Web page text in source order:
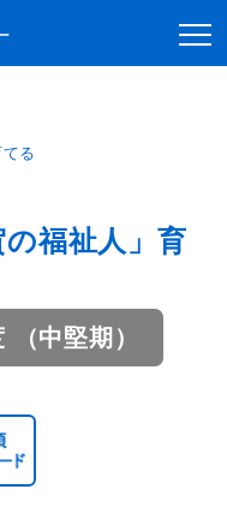
る
福祉人」育
（中堅期）